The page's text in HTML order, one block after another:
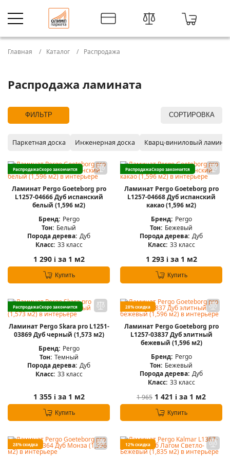
Главная Каталог Распродажа
Распродажа ламината
ФИЛЬТР СОРТИРОВКА
Паркетная доска Инженерная доска Кварц-виниловый ламинат
РаспродажаСкоро закончится
Ламинат Pergo Goeteborg pro
L1257-04666 Дуб испанский
белый (1,596 м2)
Бренд: Pergo
Тон: Белый
Порода дерева: Дуб
Класс: 33 класс
1 290 iза 1 м2
Купить
РаспродажаСкоро закончится
Ламинат Pergo Goeteborg pro
L1257-04668 Дуб испанский
какао (1,596 м2)
Бренд: Pergo
Тон: Бежевый
Порода дерева: Дуб
Класс: 33 класс
1 293 iза 1 м2
Купить
РаспродажаСкоро закончится
Ламинат Pergo Skara pro L1251-
03869 Дуб черный (1,573 м2)
Бренд: Pergo
Тон: Темный
Порода дерева: Дуб
Класс: 33 класс
1 355 iза 1 м2
Купить
28% скидка
Ламинат Pergo Goeteborg pro
L1257-03837 Дуб элитный
бежевый (1,596 м2)
Бренд: Pergo
Тон: Бежевый
Порода дерева: Дуб
Класс: 33 класс
1 965 1 421 i за 1 м2
Купить
28% скидка 12% скидка